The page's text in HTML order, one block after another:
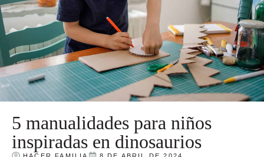
5 manualidades para niños
inspiradas en dinosaurios
HACER FAMILIA 8 DE ABRIL DE 2024